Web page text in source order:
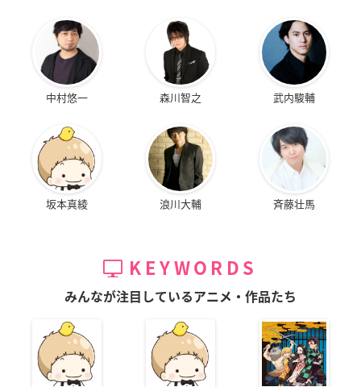
中村悠一 森川智之 武内駿輔
坂本真綾 浪川大輔 斉藤壮馬
KEYWORDS
みんなが注目しているアニメ・作品たち